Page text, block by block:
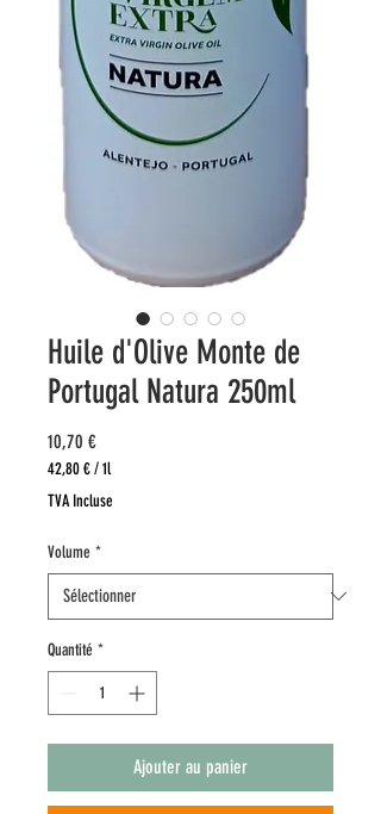
Huile d'Olive Monte de
Portugal Natura 250ml
10,70 €Prix
42,80 €/1l
42,80 €
Litre
TVA Incluse
Volume *
Quantité *
Ajouter au panier